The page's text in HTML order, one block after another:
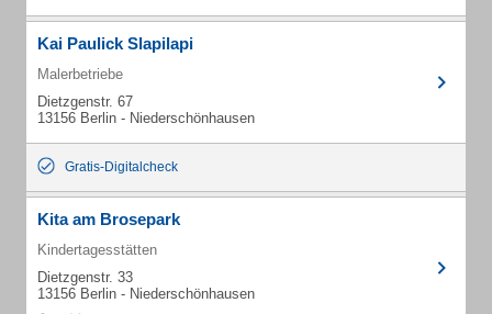
Kai Paulick Slapilapi
Malerbetriebe
Dietzgenstr. 67
13156 Berlin - Niederschönhausen
Gratis-Digitalcheck
Kita am Brosepark
Kindertagesstätten
Dietzgenstr. 33
13156 Berlin - Niederschönhausen